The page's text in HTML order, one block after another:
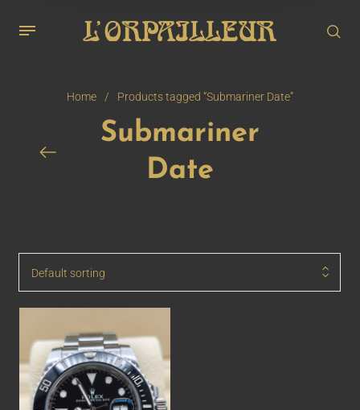
Home / Products tagged “Submariner Date”
Submariner
Date
Default sorting